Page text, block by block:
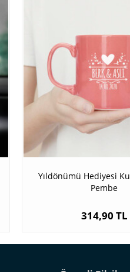
Yıldönümü Hediyesi
Pembe
314,90 TL